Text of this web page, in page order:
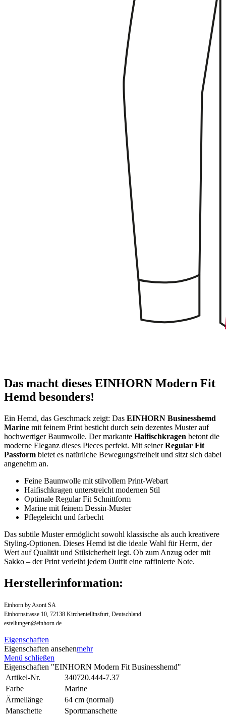
Das macht dieses EINHORN Modern Fit
Hemd besonders!
Ein Hemd, das Geschmack zeigt: Das EINHORN Businesshemd
Marine mit feinem Print besticht durch sein dezentes Muster auf
hochwertiger Baumwolle. Der markante Haifischkragen betont die
moderne Eleganz dieses Pieces perfekt. Mit seinerRegular Fit
Passform bietet es natürliche Bewegungsfreiheit und sitzt sich dabei
angenehm an.
Feine Baumwolle mit stilvollem Print-Webart
Haifischkragen unterstreicht modernen Stil
Optimale Regular Fit Schnittform
Marine mit feinem Dessin-Muster
Pflegeleicht und farbecht
Das subtile Muster ermöglicht sowohl klassische als auch kreativere
Styling-Optionen. Dieses Hemd ist die ideale Wahl für Herrn, der
Wert auf Qualität und Stilsicherheit legt. Ob zum Anzug oder mit
Sakko – der Print verleiht jedem Outfit eine raffinierte Note.
Herstellerinformation:
Einhorn by Asoni SA
Einhornstrasse 10, 72138 Kirchentellinsfurt, Deutschland
estellungen@einhorn.de
Eigenschaften
Eigenschaften ansehenmehr
Menü schließen
Eigenschaften "EINHORN Modern Fit Businesshemd"
Artikel-Nr.
340720.444-7.37
Farbe
Marine
Ärmellänge
64 cm (normal)
Manschette
Sportmanschette